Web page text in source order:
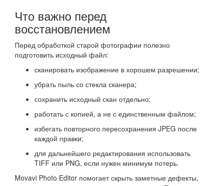
Что важно перед
восстановлением
Перед обработкой старой фотографии полезно
подготовить исходный файл:
сканировать изображение в хорошем разрешении;
убрать пыль со стекла сканера;
сохранить исходный скан отдельно;
работать с копией, а не с единственным файлом;
избегать повторного пересохранения JPEG после
каждой правки;
для дальнейшего редактирования использовать
TIFF или PNG, если нужен минимум потерь.
Movavi Photo Editor помогает скрыть заметные дефекты,